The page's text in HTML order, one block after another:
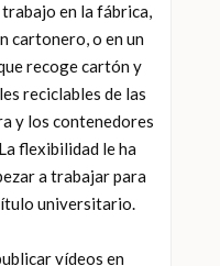
en la fábrica,
cartonero, o en un
recoge cartón y
reciclables de las
y los contenedores
flexibilidad le ha
a trabajar para
universitario.
vídeos en